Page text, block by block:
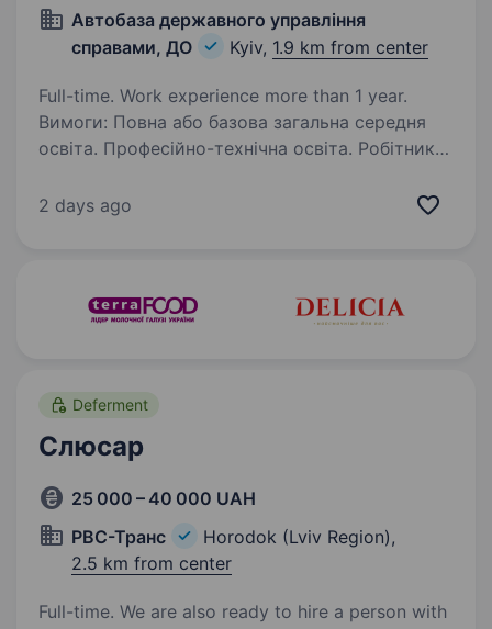
Автобаза державного управління
справами, ДО
Kyiv, 1.9 km from center
Full-time. Work experience more than 1 year.
Вимоги: Повна або базова загальна середня
освіта. Професійно-технічна освіта. Робітник
виробничої санітарії та протипожежного
2 days ago
Deferment
Слюсар
25 000 – 40 000 UAH
РВС-Транс
Horodok (Lviv Region),
2.5 km from center
Full-time. We are also ready to hire a person with